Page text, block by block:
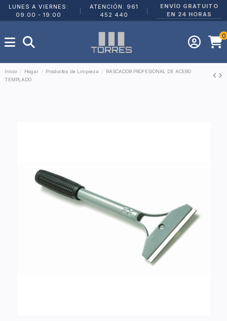
LUNES A VIERNES:
09:00 - 19:00
ATENCIÓN: 961
452 440
ENVÍO GRATUITO
EN 24 HORAS
0
Inicio Hogar Productos de Limpieza
RASCADOR PROFESIONAL DE ACERO
TEMPLADO